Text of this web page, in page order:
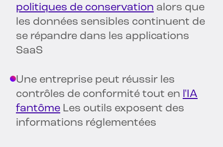
politiques de conservation alors que
les données sensibles continuent de
se répandre dans les applications
SaaS
Une entreprise peut réussir les
contrôles de conformité tout en l'IA
fantôme Les outils exposent des
informations réglementées